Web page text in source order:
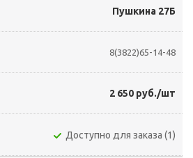
Пушкина 27Б
8(3822)65-14-48
2 650 руб./шт
Доступно для заказа (1)